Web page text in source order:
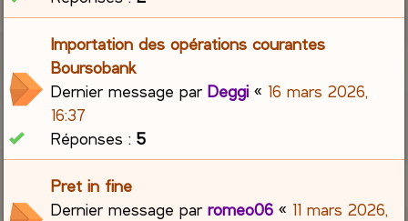
Importation des opérations courantes
Boursobank
Dernier message parDeggi « 16 mars 2026,
16:37
Réponses :5
Pret in fine
Dernier message parromeo06 « 11 mars 2026,